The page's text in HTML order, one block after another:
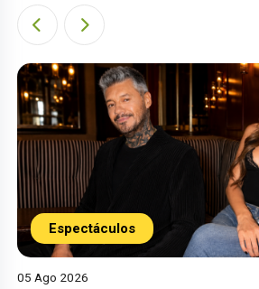
Espectáculos
05 Ago 2026